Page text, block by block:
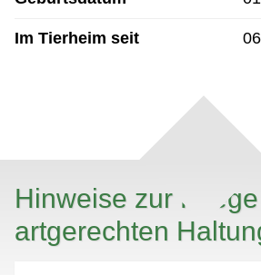
Im Tierheim seit
Hinweise zur
artgerechten